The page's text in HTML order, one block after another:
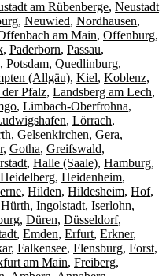
am Rübenberge, Neustadt
, Neuwied, Nordhausen,
am Main, Offenburg,
, Paderborn, Passau,
, Potsdam, Quedlinburg,
(Allgäu), Kiel, Koblenz,
Pfalz, Landsberg am Lech,
, Limbach-Oberfrohna,
, Lörrach,
, Gelsenkirchen, Gera,
, Gotha, Greifswald,
, Halle (Saale), Hamburg,
Heidelberg, Heidenheim,
, Hilden, Hildesheim, Hof,
Hürth, Ingolstadt, Iserlohn,
, Düren, Düsseldorf,
, Emden, Erfurt, Erkner,
, Falkensee, Flensburg, Forst,
am Main, Freiberg,